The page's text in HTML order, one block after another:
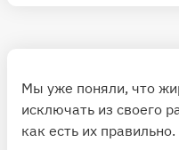
Мы уже поняли, что
исключать из своего
как есть их правильно.